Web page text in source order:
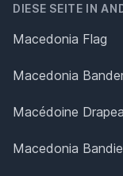
DIESE SEITE IN
Macedonia Flag
Macedonia
Macédoine
Macedonia